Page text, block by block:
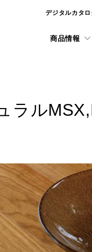
デジタルカタ
商品情報
オーダーメイド メッセー
足施設向け メッセージ
ッセージハード オール
ARCHITECT
・品質方針
と品質について [一覧]
への取り組み [一覧]
康経営の推進
財)朝日ウッドテック財団
料をダウンロードいただけ
画像
データ
説明書
ラル